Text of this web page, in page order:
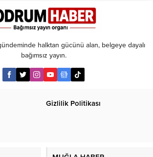
halktan gücünü alan, belgeye dayalı
bağımsız yayın.
Gizlilik Politikası